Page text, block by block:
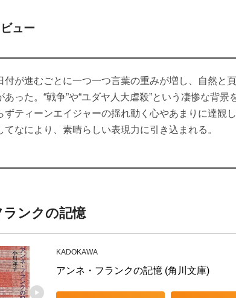
ュー
付が進むごとに一つ一つ言葉の重みが増し、自然と
あった。“戦争”や“ユダヤ人大虐殺”という凄惨な背
ずティーンエイジャーの揺れ動く心やあまりに達観
てなにより、素晴らしい表現力に引き込まれる。
ンクの記憶
KADOKAWA
アンネ・フランクの記憶 (角川文庫)